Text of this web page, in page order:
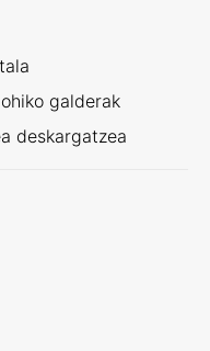
galderak
deskargatzea